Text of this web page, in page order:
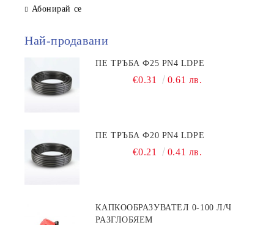
Абонирай се
Най-продавани
ПЕ ТРЪБА Ф25 PN4 LDPE
€0.31 0.61 лв.
ПЕ ТРЪБА Ф20 PN4 LDPE
€0.21 0.41 лв.
КАПКООБРАЗУВАТЕЛ 0-100 Л/Ч
РАЗГЛОБЯЕМ